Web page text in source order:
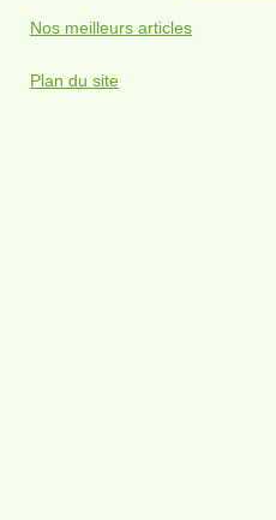
Nos meilleurs articles
Plan du site